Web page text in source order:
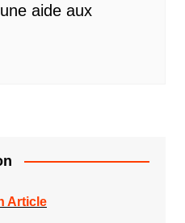
aide aux
Article